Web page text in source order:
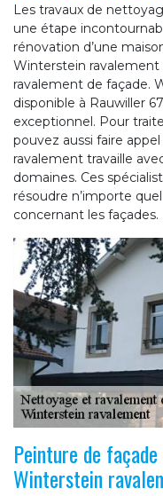
Les travaux de
une étape
rénovation d’une
Winterstein
ravalement de façade.
disponible à Rauwiller
exceptionnel. Pour
pouvez aussi faire
ravalement travaille
domaines. Ces
résoudre n’importe
concernant les façades.
Peinture de
Winterstein